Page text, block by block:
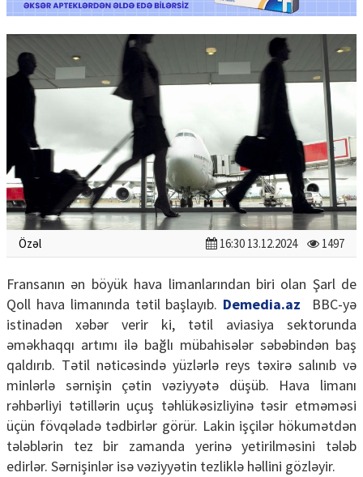
Özəl 16:30 13.12.2024 1497
Fransanın ən böyük hava limanlarından biri olan Şarl de
Qoll hava limanında tətil başlayıb. Demedia.az
BBC-yə
istinadən xəbər verir ki, tətil aviasiya sektorunda
əməkhaqqı artımı ilə bağlı mübahisələr səbəbindən baş
qaldırıb. Tətil nəticəsində yüzlərlə reys təxirə salınıb və
minlərlə sərnişin çətin vəziyyətə düşüb. Hava limanı
rəhbərliyi tətillərin uçuş təhlükəsizliyinə təsir etməməsi
üçün fövqəladə tədbirlər görür. Lakin işçilər hökumətdən
tələblərin tez bir zamanda yerinə yetirilməsini tələb
edirlər. Sərnişinlər isə vəziyyətin tezliklə həllini gözləyir.